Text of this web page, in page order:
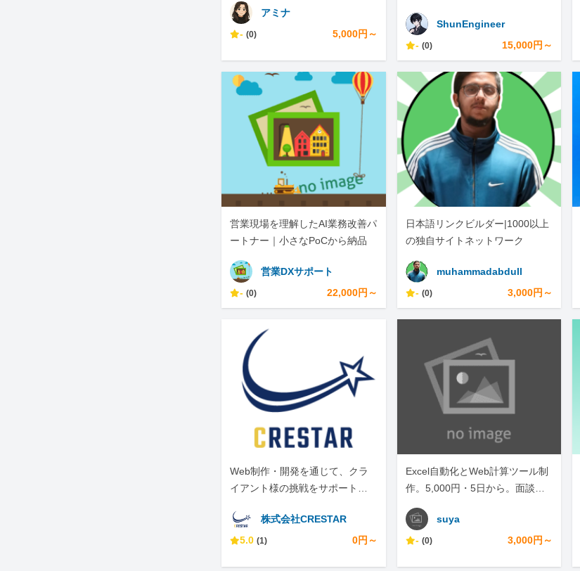
アミナ
- (0) 5,000円～
ShunEngineer
- (0) 15,000円～
営業現場を理解したAI業務改善パ
ートナー｜小さなPoCから納品
営業DXサポート
- (0) 22,000円～
日本語リンクビルダー|1000以上
の独自サイトネットワーク
muhammadabdull
- (0) 3,000円～
Web制作・開発を通じて、クラ
イアント様の挑戦をサポートし
株式会社CRESTAR
5.0 (1) 0円～
Excel自動化とWeb計算ツール制
作。5,000円・5日から。面談な
suya
- (0) 3,000円～